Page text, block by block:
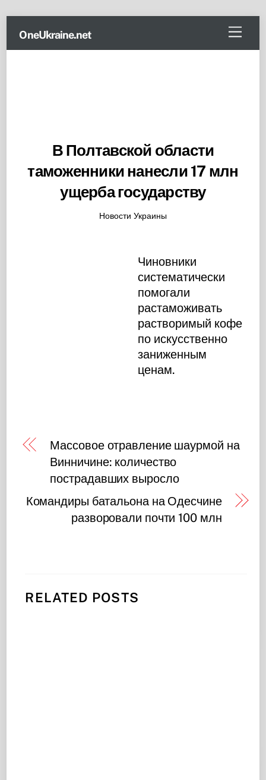
content
Menu
OneUkraine.net
В Полтавской области
таможенники нанесли 17 млн
ущерба государству
Новости Украины
Чиновники
систематически
помогали
растаможивать
растворимый кофе
по искусственно
заниженным
ценам.
Массовое отравление шаурмой на
Винничине: количество
пострадавших выросло
Командиры батальона на Одесчине
разворовали почти 100 млн
RELATED POSTS